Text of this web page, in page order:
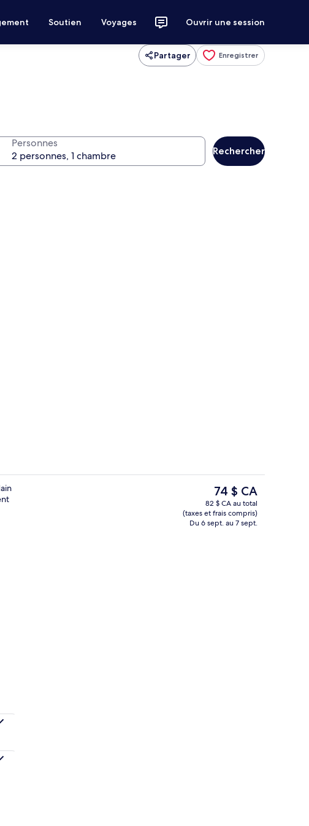
Soutien Voyages Ouvrir une session
Partager Enregistrer
Personnes
Rechercher
triple Deluxe | Coffre-fort, espace de travail pour ordinateurs portables
Restaurant
Le
prix
actuel
est
74 $ CA
82 $ CA au total
(taxes et frais compris)
Du 6 sept. au 7 sept.